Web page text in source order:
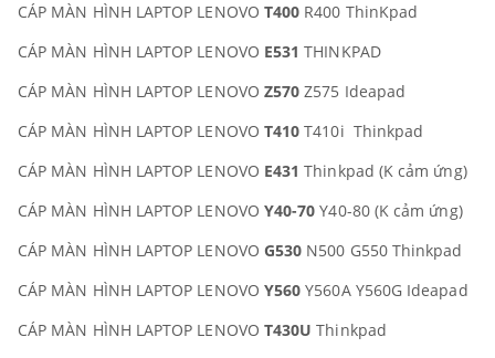
CÁP MÀN HÌNH LAPTOP LENOVO T400 R400 ThinKpad
CÁP MÀN HÌNH LAPTOP LENOVO E531 THINKPAD
CÁP MÀN HÌNH LAPTOP LENOVO Z570 Z575 Ideapad
CÁP MÀN HÌNH LAPTOP LENOVO T410 T410i Thinkpad
CÁP MÀN HÌNH LAPTOP LENOVO E431 Thinkpad (K cảm ứng)
CÁP MÀN HÌNH LAPTOP LENOVO Y40-70 Y40-80 (K cảm ứng)
CÁP MÀN HÌNH LAPTOP LENOVO G530 N500 G550 Thinkpad
CÁP MÀN HÌNH LAPTOP LENOVO Y560 Y560A Y560G Ideapad
CÁP MÀN HÌNH LAPTOP LENOVO T430U Thinkpad